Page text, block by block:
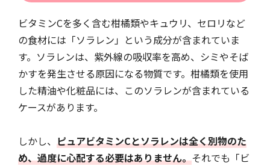
ビタミンCを多く含む柑橘類やキュウリ、セロリなど
の食材には「ソラレン」という成分が含まれていま
す。ソラレンは、紫外線の吸収率を高め、シミやそば
かすを発生させる原因になる物質です。柑橘類を使用
した精油や化粧品には、このソラレンが含まれている
ケースがあります。
しかし、 ピュアビタミンCとソラレンは全く別物のた
め、過度に心配する必要はありません。それでも「ビ